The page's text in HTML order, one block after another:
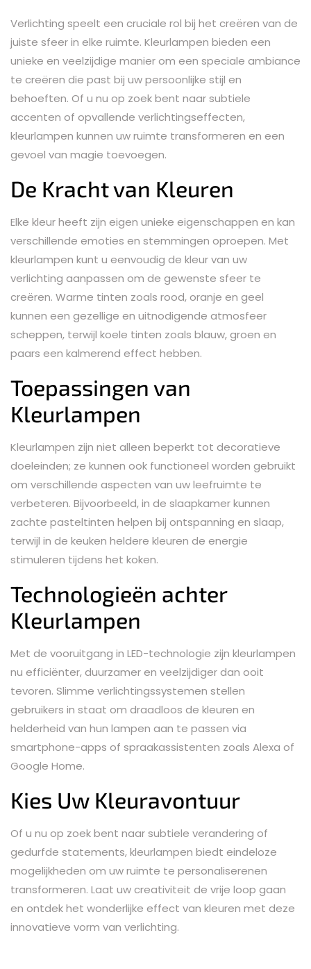
Verlichting speelt een cruciale rol bij het creëren van de
juiste sfeer in elke ruimte. Kleurlampen bieden een
unieke en veelzijdige manier om een speciale ambiance
te creëren die past bij uw persoonlijke stijl en
behoeften. Of u nu op zoek bent naar subtiele
accenten of opvallende verlichtingseffecten,
kleurlampen kunnen uw ruimte transformeren en een
gevoel van magie toevoegen.
De Kracht van Kleuren
Elke kleur heeft zijn eigen unieke eigenschappen en kan
verschillende emoties en stemmingen oproepen. Met
kleurlampen kunt u eenvoudig de kleur van uw
verlichting aanpassen om de gewenste sfeer te
creëren. Warme tinten zoals rood, oranje en geel
kunnen een gezellige en uitnodigende atmosfeer
scheppen, terwijl koele tinten zoals blauw, groen en
paars een kalmerend effect hebben.
Toepassingen van
Kleurlampen
Kleurlampen zijn niet alleen beperkt tot decoratieve
doeleinden; ze kunnen ook functioneel worden gebruikt
om verschillende aspecten van uw leefruimte te
verbeteren. Bijvoorbeeld, in de slaapkamer kunnen
zachte pasteltinten helpen bij ontspanning en slaap,
terwijl in de keuken heldere kleuren de energie
stimuleren tijdens het koken.
Technologieën achter
Kleurlampen
Met de vooruitgang in LED-technologie zijn kleurlampen
nu efficiënter, duurzamer en veelzijdiger dan ooit
tevoren. Slimme verlichtingssystemen stellen
gebruikers in staat om draadloos de kleuren en
helderheid van hun lampen aan te passen via
smartphone-apps of spraakassistenten zoals Alexa of
Google Home.
Kies Uw Kleuravontuur
Of u nu op zoek bent naar subtiele verandering of
gedurfde statements, kleurlampen biedt eindeloze
mogelijkheden om uw ruimte te personaliserenen
transformeren. Laat uw creativiteit de vrije loop gaan
en ontdek het wonderlijke effect van kleuren met deze
innovatieve vorm van verlichting.